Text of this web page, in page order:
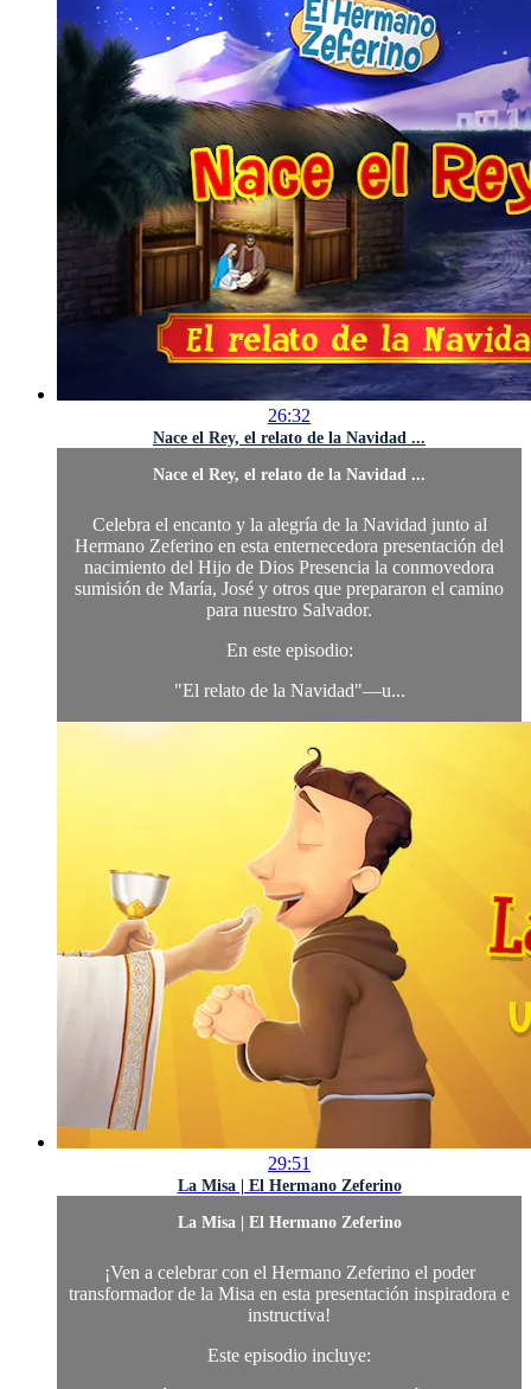
26:32
Nace el Rey, el relato de la Navidad ...
Nace el Rey, el relato de la Navidad ...
Celebra el encanto y la alegría de la Navidad junto al
Hermano Zeferino en esta enternecedora presentación del
nacimiento del Hijo de Dios Presencia la conmovedora
sumisión de María, José y otros que prepararon el camino
para nuestro Salvador.
En este episodio:
"El relato de la Navidad"—u...
29:51
La Misa | El Hermano Zeferino
La Misa | El Hermano Zeferino
¡Ven a celebrar con el Hermano Zeferino el poder
transformador de la Misa en esta presentación inspiradora e
instructiva!
Este episodio incluye: